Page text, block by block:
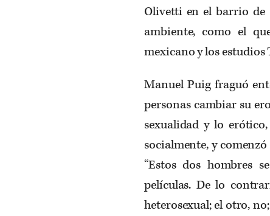
Olivetti en el barrio de
ambiente, como el
mexicano y los estudios
Manuel Puig fraguó
personas cambiar su
sexualidad y lo
socialmente, y
“Estos dos hombres
películas. De lo
heterosexual; el otro,